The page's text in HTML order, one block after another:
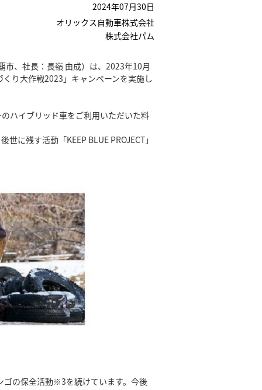
2024年07月30日
オリックス自動車株式会社
株式会社パム
、社長：長嶺 由成）は、2023年10月
り大作戦2023」キャンペーンを実施し
ハイブリッド車をご利用いただいた料
に残す活動「KEEP BLUE PROJECT」
の保全活動※3を続けています。今後